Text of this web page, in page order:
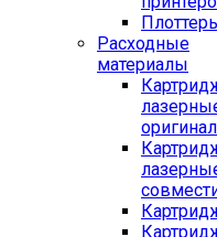
Расходные
материалы